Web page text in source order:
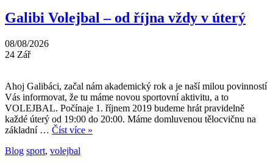
Galibi Volejbal – od října vždy v úterý
08/08/2026
24 Zář
Ahoj Galibáci, začal nám akademický rok a je naší milou povinností
Vás informovat, že tu máme novou sportovní aktivitu, a to
VOLEJBAL. Počínaje 1. říjnem 2019 budeme hrát pravidelně
každé úterý od 19:00 do 20:00. Máme domluvenou tělocvičnu na
základní … Číst více »
Blog sport, volejbal